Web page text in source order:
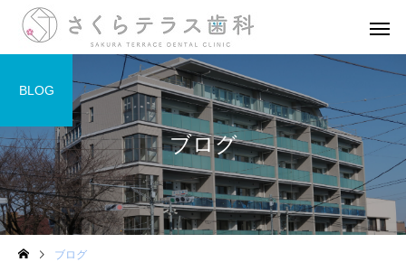
一般歯科 歯周病治
ブログ
BLOG
ブログ